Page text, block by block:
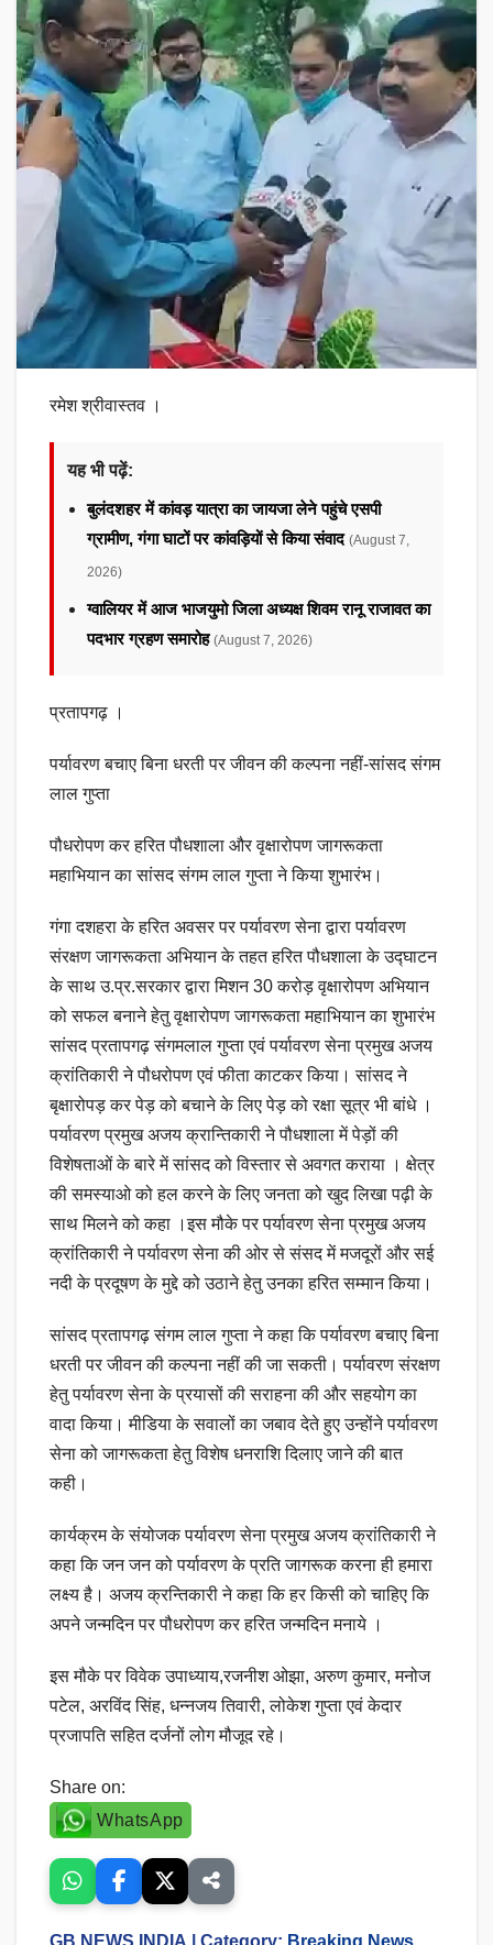
रमेश श्रीवास्तव ।
यह भी पढ़ें:
बुलंदशहर में कांवड़ यात्रा का जायजा लेने पहुंचे एसपी
ग्रामीण, गंगा घाटों पर कांवड़ियों से किया संवाद (August 7,
2026)
ग्वालियर में आज भाजयुमो जिला अध्यक्ष शिवम रानू राजावत का
पदभार ग्रहण समारोह (August 7, 2026)
प्रतापगढ़ ।
पर्यावरण बचाए बिना धरती पर जीवन की कल्पना नहीं-सांसद संगम
लाल गुप्ता
पौधरोपण कर हरित पौधशाला और वृक्षारोपण जागरूकता
महाभियान का सांसद संगम लाल गुप्ता ने किया शुभारंभ।
गंगा दशहरा के हरित अवसर पर पर्यावरण सेना द्वारा पर्यावरण
संरक्षण जागरूकता अभियान के तहत हरित पौधशाला के उद्घाटन
के साथ उ.प्र.सरकार द्वारा मिशन 30 करोड़ वृक्षारोपण अभियान
को सफल बनाने हेतु वृक्षारोपण जागरूकता महाभियान का शुभारंभ
सांसद प्रतापगढ़ संगमलाल गुप्ता एवं पर्यावरण सेना प्रमुख अजय
क्रांतिकारी ने पौधरोपण एवं फीता काटकर किया। सांसद ने
बृक्षारोपड़ कर पेड़ को बचाने के लिए पेड़ को रक्षा सूत्र भी बांधे ।
पर्यावरण प्रमुख अजय क्रान्तिकारी ने पौधशाला में पेड़ों की
विशेषताओं के बारे में सांसद को विस्तार से अवगत कराया । क्षेत्र
की समस्याओ को हल करने के लिए जनता को खुद लिखा पढ़ी के
साथ मिलने को कहा ।इस मौके पर पर्यावरण सेना प्रमुख अजय
क्रांतिकारी ने पर्यावरण सेना की ओर से संसद में मजदूरों और सई
नदी के प्रदूषण के मुद्दे को उठाने हेतु उनका हरित सम्मान किया।
सांसद प्रतापगढ़ संगम लाल गुप्ता ने कहा कि पर्यावरण बचाए बिना
धरती पर जीवन की कल्पना नहीं की जा सकती। पर्यावरण संरक्षण
हेतु पर्यावरण सेना के प्रयासों की सराहना की और सहयोग का
वादा किया। मीडिया के सवालों का जबाव देते हुए उन्होंने पर्यावरण
सेना को जागरूकता हेतु विशेष धनराशि दिलाए जाने की बात
कही।
कार्यक्रम के संयोजक पर्यावरण सेना प्रमुख अजय क्रांतिकारी ने
कहा कि जन जन को पर्यावरण के प्रति जागरूक करना ही हमारा
लक्ष्य है। अजय क्रन्तिकारी ने कहा कि हर किसी को चाहिए कि
अपने जन्मदिन पर पौधरोपण कर हरित जन्मदिन मनाये ।
इस मौके पर विवेक उपाध्याय,रजनीश ओझा, अरुण कुमार, मनोज
पटेल, अरविंद सिंह, धन्नजय तिवारी, लोकेश गुप्ता एवं केदार
प्रजापति सहित दर्जनों लोग मौजूद रहे।
Share on:
WhatsApp
GB NEWS INDIA | Category: Breaking News